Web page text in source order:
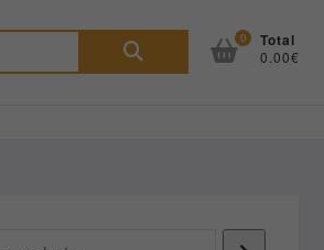
Buscar
0 Total
0.00€